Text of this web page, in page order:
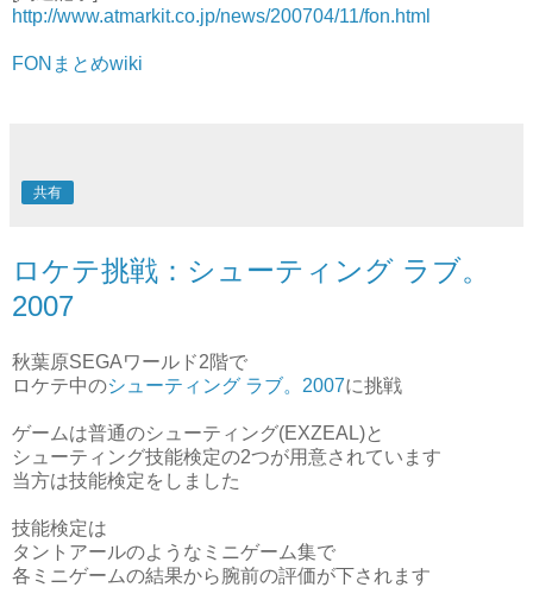
[関連記事]
ロケテ挑戦：シューティング ラブ。
秋葉原SEGAワールド2階で
ゲームは普通のシューティング(EXZEAL)と
シューティング技能検定の2つが用意されています
技能検定は
タントアールのようなミニゲーム集で